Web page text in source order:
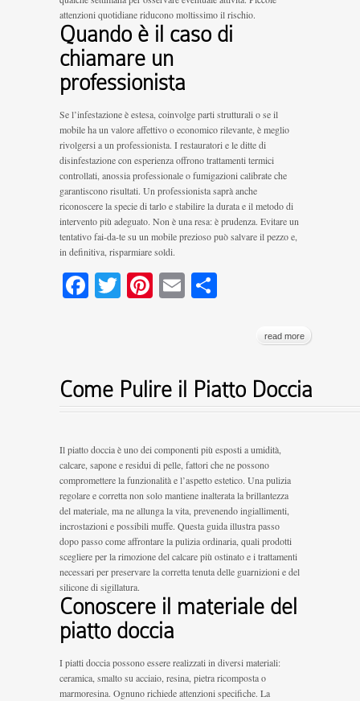
attenzioni quotidiane riducono moltissimo il rischio.
Quando è il caso di
chiamare un
professionista
Se l’infestazione è estesa, coinvolge parti strutturali o se il
mobile ha un valore affettivo o economico rilevante, è meglio
rivolgersi a un professionista. I restauratori e le ditte di
disinfestazione con esperienza offrono trattamenti termici
controllati, anossia professionale o fumigazioni calibrate che
garantiscono risultati. Un professionista saprà anche
riconoscere la specie di tarlo e stabilire la durata e il metodo di
intervento più adeguato. Non è una resa: è prudenza. Evitare un
tentativo fai-da-te su un mobile prezioso può salvare il pezzo e,
in definitiva, risparmiare soldi.
Facebook
TwitterPinterest
Email
read more
Come Pulire il Piatto Doccia
Il piatto doccia è uno dei componenti più esposti a umidità,
calcare, sapone e residui di pelle, fattori che ne possono
compromettere la funzionalità e l’aspetto estetico. Una pulizia
regolare e corretta non solo mantiene inalterata la brillantezza
del materiale, ma ne allunga la vita, prevenendo ingiallimenti,
incrostazioni e possibili muffe. Questa guida illustra passo
dopo passo come affrontare la pulizia ordinaria, quali prodotti
scegliere per la rimozione del calcare più ostinato e i trattamenti
necessari per preservare la corretta tenuta delle guarnizioni e del
silicone di sigillatura.
Conoscere il materiale del
piatto doccia
I piatti doccia possono essere realizzati in diversi materiali:
ceramica, smalto su acciaio, resina, pietra ricomposta o
marmoresina. Ognuno richiede attenzioni specifiche. La